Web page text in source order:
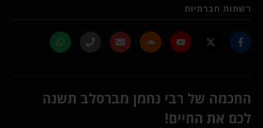
רשתות חברתיות
החכמה של רבי נחמן מברסלב תשנה
לכם את החיים!